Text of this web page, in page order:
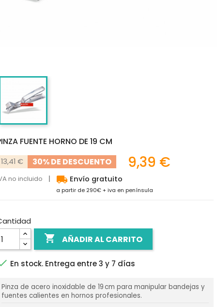
FUENTE HORNO DE 19 CM
13,41 € 30% DE DESCUENTO 9,39 €
no incluido local_shipping Envío gratuito
a partir de 290€ + iva en península
 AÑADIR AL CARRITO
En stock. Entrega entre 3 y 7 días
Pinza de acero inoxidable de 19 cm para manipular bandejas y
fuentes calientes en hornos profesionales.